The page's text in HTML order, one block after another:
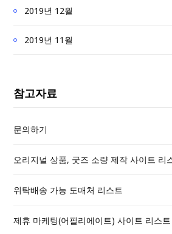
2019년 12월
2019년 11월
참고자료
문의하기
오리지널 상품, 굿즈 소량 제작 사이트 리
위탁배송 가능 도매처 리스트
제휴 마케팅(어필리에이트) 사이트 리스트